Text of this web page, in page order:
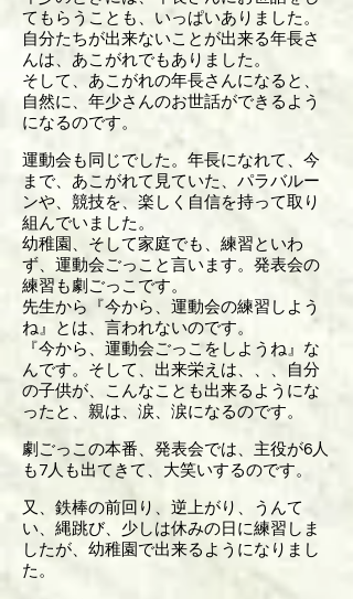
てもらうことも、いっぱいありました。
自分たちが出来ないことが出来る年長さ
んは、あこがれでもありました。
そして、あこがれの年長さんになると、
自然に、年少さんのお世話ができるよう
になるのです。
運動会も同じでした。年長になれて、今
まで、あこがれて見ていた、パラバルー
ンや、競技を、楽しく自信を持って取り
組んでいました。
幼稚園、そして家庭でも、練習といわ
ず、運動会ごっこと言います。発表会の
練習も劇ごっこです。
先生から『今から、運動会の練習しよう
ね』とは、言われないのです。
『今から、運動会ごっこをしようね』な
んです。そして、出来栄えは、、、自分
の子供が、こんなことも出来るようにな
ったと、親は、涙、涙になるのです。
劇ごっこの本番、発表会では、主役が6人
も7人も出てきて、大笑いするのです。
又、鉄棒の前回り、逆上がり、うんて
い、縄跳び、少しは休みの日に練習しま
したが、幼稚園で出来るようになりまし
た。